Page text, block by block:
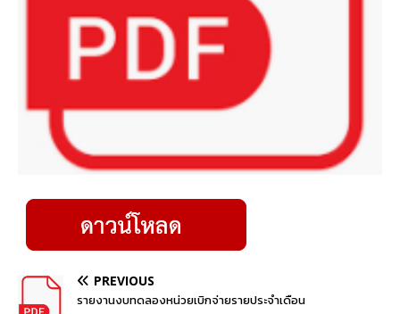
PREVIOUS
รายงานงบทดลองหน่วยเบิกจ่ายรายประจำเดือน